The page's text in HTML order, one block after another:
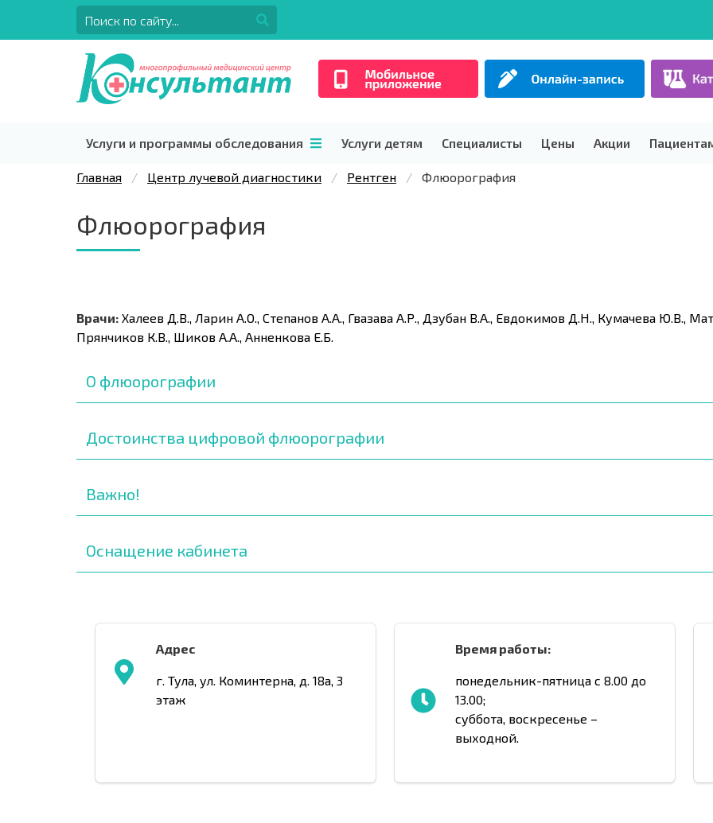
Услуги и программы обследования Услуги детям Специалисты Цены Акции
Главная Центр лучевой диагностики Рентген Флюорография
Флюорография
Врачи: Халеев Д.В., Ларин А.О., Степанов А.А., Гвазава А.Р., Дзубан В.А., Евдокимов Д.Н., Кумачева Ю.В.,
Прянчиков К.В., Шиков А.А., Анненкова Е.Б.
О флюорографии
Достоинства цифровой флюорографии
Важно!
Оснащение кабинета
Адрес
г. Тула, ул. Коминтерна, д. 18а, 3
этаж
Время работы:
понедельник-пятница с 8.00 до
13.00;
суббота, воскресенье –
выходной.